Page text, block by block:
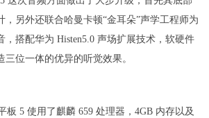
，另外还联合哈曼卡顿“金耳朵”声学工程师为
，搭配华为 Histen5.0 声场扩展技术，软硬件
位一体的优异的听觉效果。
板 5 使用了麒麟 659 处理器，4GB 内存以及